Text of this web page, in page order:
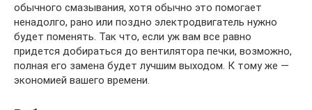
обычного смазывания, хотя обычно это помогает
ненадолго, рано или поздно электродвигатель нужно
будет поменять. Так что, если уж вам все равно
придется добираться до вентилятора печки, возможно,
полная его замена будет лучшим выходом. К тому же —
экономией вашего времени.